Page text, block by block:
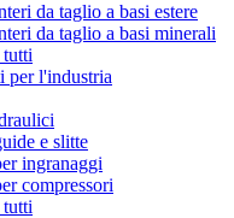
da taglio a basi estere
da taglio a basi minerali
per l'industria
e slitte
ingranaggi
compressori